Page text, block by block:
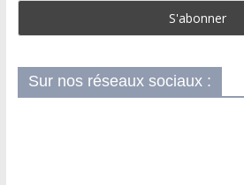
Sur nos réseaux sociaux :